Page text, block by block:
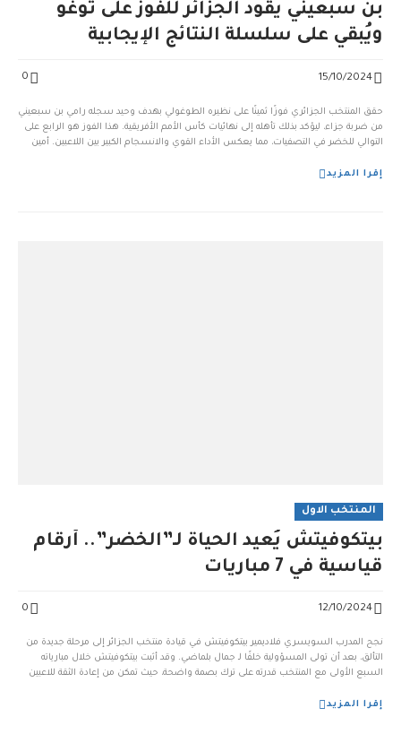
بن سبعيني يقود الجزائر للفوز على توغو
ويُبقي على سلسلة النتائج الإيجابية
15/10/2024
0
حقق المنتخب الجزائري فوزًا ثمينًا على نظيره الطوغولي بهدف وحيد سجله رامي بن سبعيني
من ضربة جزاء، ليؤكد بذلك تأهله إلى نهائيات كأس الأمم الأفريقية. هذا الفوز هو الرابع على
التوالي للخضر في التصفيات، مما يعكس الأداء القوي والانسجام الكبير بين اللاعبين. أمين
إقرا المزيد
المنتخب الاول
بيتكوفيتش يُعيد الحياة لـ”الخضر”.. أرقام
قياسية في 7 مباريات
12/10/2024
0
نجح المدرب السويسري فلاديمير بيتكوفيتش في قيادة منتخب الجزائر إلى مرحلة جديدة من
التألق، بعد أن تولى المسؤولية خلفًا لـ جمال بلماضي. وقد أثبت بيتكوفيتش خلال مبارياته
السبع الأولى مع المنتخب قدرته على ترك بصمة واضحة، حيث تمكن من إعادة الثقة للاعبين
[…]...
إقرا المزيد